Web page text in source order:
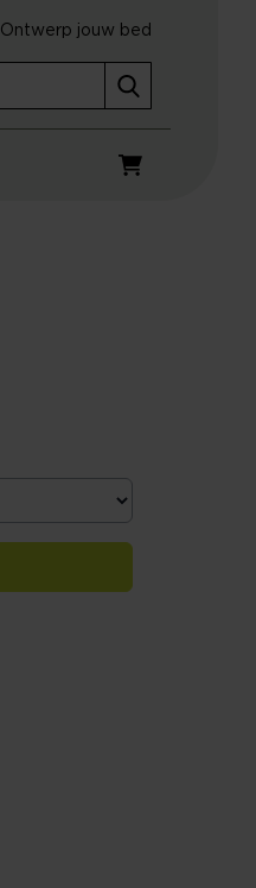
Winkelwagen
Ontwerp jouw bed